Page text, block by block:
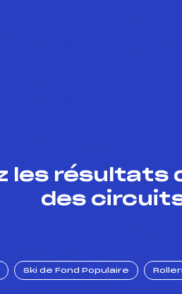
les résultats
des
Ski de Fond Populaire